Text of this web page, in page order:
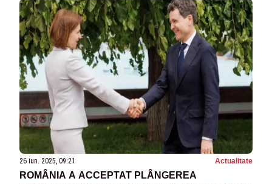
26 iun. 2025, 09:21 Actualitate
ROMÂNIA A ACCEPTAT PLÂNGEREA